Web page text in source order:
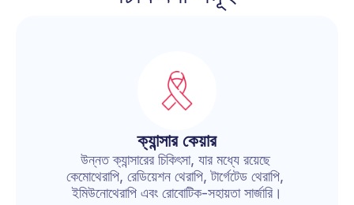
ক্যান্সার কেয়ার
উন্নত ক্যান্সারের চিকিৎসা, যার মধ্যে রয়েছে
কেমোথেরাপি, রেডিয়েশন থেরাপি, টার্গেটেড থেরাপি,
ইমিউনোথেরাপি এবং রোবোটিক-সহায়তা সার্জারি।